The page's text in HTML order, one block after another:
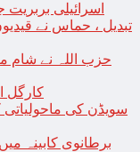
اسرائیلی
تبدیل ، حماس نے
کارگل
سویڈن کی
برطانوی کابینہ